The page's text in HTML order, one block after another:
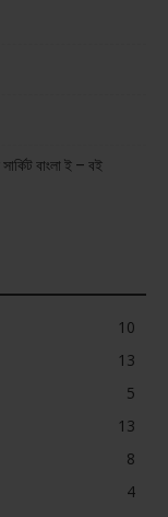
বাংলা ই – বই
10
13
5
13
8
4